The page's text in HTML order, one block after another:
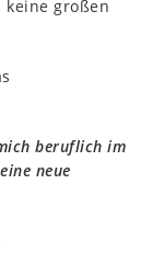
keine großen
beruflich im
neue